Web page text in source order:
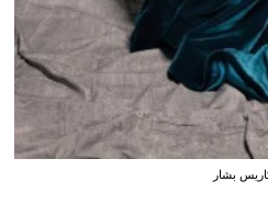
بشار